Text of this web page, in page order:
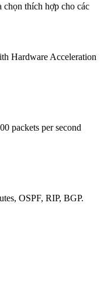
thích hợp cho các
Hardware Acceleration
packets per second
OSPF, RIP, BGP.